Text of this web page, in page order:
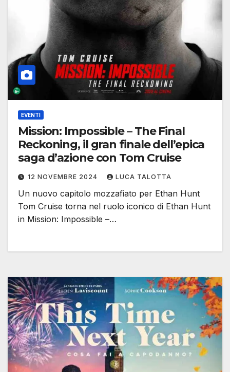
EVENTI
Mission: Impossible – The Final
Reckoning, il gran finale dell’epica
saga d’azione con Tom Cruise
12 NOVEMBRE 2024 LUCA TALOTTA
Un nuovo capitolo mozzafiato per Ethan Hunt
Tom Cruise torna nel ruolo iconico di Ethan Hunt
in Mission: Impossible –…